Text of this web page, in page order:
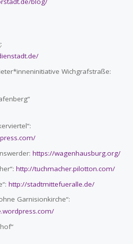
Wichgrafstraße:
https://wagenhausburg.org/
http://tuchmacher.pilotton.com/
http://stadtmittefueralle.de/
Garnisionkirche“: